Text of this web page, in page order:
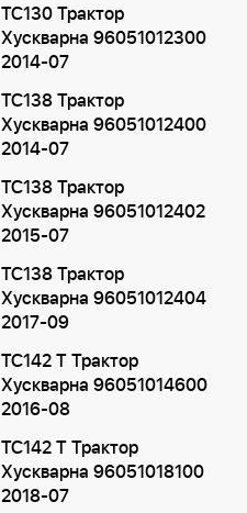
TC130 Трактор
Хускварна 96051012300
2014-07
TC138 Трактор
Хускварна 96051012400
2014-07
TC138 Трактор
Хускварна 96051012402
2015-07
TC138 Трактор
Хускварна 96051012404
2017-09
TC142 T Трактор
Хускварна 96051014600
2016-08
TC142 T Трактор
Хускварна 96051018100
2018-07